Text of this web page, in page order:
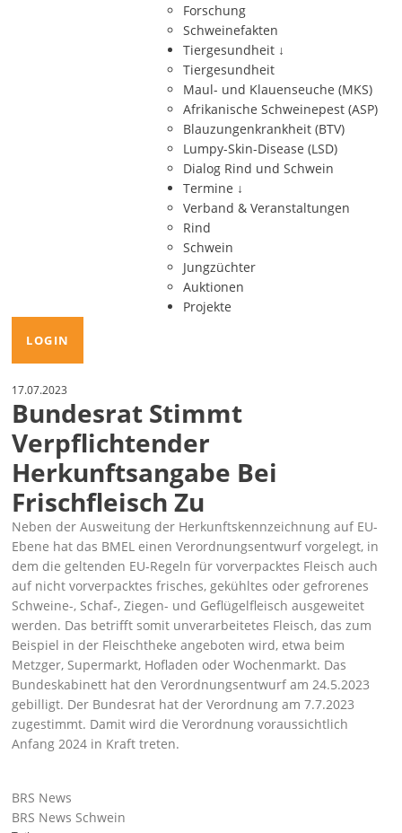
Forschung
Schweinefakten
Tiergesundheit ↓
Tiergesundheit
Maul- und Klauenseuche (MKS)
Afrikanische Schweinepest (ASP)
Blauzungenkrankheit (BTV)
Lumpy-Skin-Disease (LSD)
Dialog Rind und Schwein
Termine ↓
Verband & Veranstaltungen
Rind
Schwein
Jungzüchter
Auktionen
Projekte
LOGIN
17.07.2023
Bundesrat Stimmt
Verpflichtender
Herkunftsangabe Bei
Frischfleisch Zu
Neben der Ausweitung der Herkunftskennzeichnung auf EU-
Ebene hat das BMEL einenVerordnungsentwurfvorgelegt, in
dem die geltenden EU-Regeln für vorverpacktes Fleisch auch
auf nicht vorverpacktes frisches, gekühltes oder gefrorenes
Schweine-, Schaf-, Ziegen- und Geflügelfleisch ausgeweitet
werden. Das betrifft somit unverarbeitetes Fleisch, das zum
Beispiel in der Fleischtheke angeboten wird, etwa beim
Metzger, Supermarkt, Hofladen oder Wochenmarkt. Das
Bundeskabinett hat den Verordnungsentwurf am 24.5.2023
gebilligt. Der Bundesrat hat der Verordnung am 7.7.2023
zugestimmt. Damit wird die Verordnung voraussichtlich
Anfang 2024 in Kraft treten.
BRS News
BRS News Schwein